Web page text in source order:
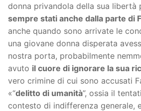
donna privandola della sua libertà
sempre stati anche dalla parte di
anche quando sono arrivate le
una giovane donna disperata
nostra porta, probabilmente
avuto il cuore di ignorare la sua
vero crimine di cui sono accusati
«“delitto di umanità”, ossia il
contesto di indifferenza generale,